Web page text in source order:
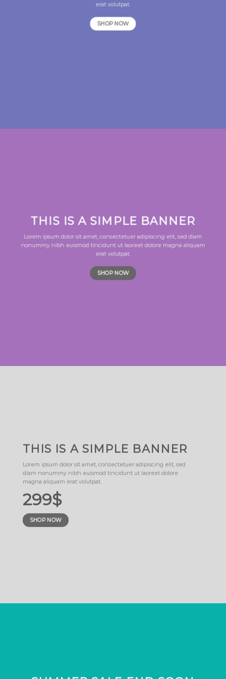
erat volutpat.
SHOP NOW
THIS IS A SIMPLE BANNER
Lorem ipsum dolor sit amet, consectetuer adipiscing elit, sed diam
nonummy nibh euismod tincidunt ut laoreet dolore magna aliquam
erat volutpat.
SHOP NOW
THIS IS A SIMPLE BANNER
Lorem ipsum dolor sit amet, consectetuer adipiscing elit, sed
diam nonummy nibh euismod tincidunt ut laoreet dolore
magna aliquam erat volutpat.
299$
SHOP NOW